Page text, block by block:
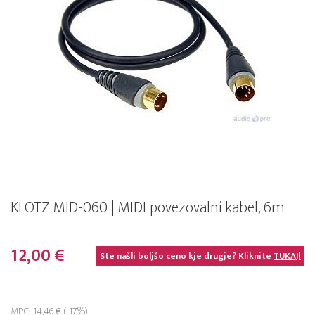
KLOTZ MID-060 | MIDI povezovalni kabel, 6m
12,00 € Ste našli boljšo ceno kje drugje? KlikniteTUKAJ!
MPC:14,46 €(-17%)